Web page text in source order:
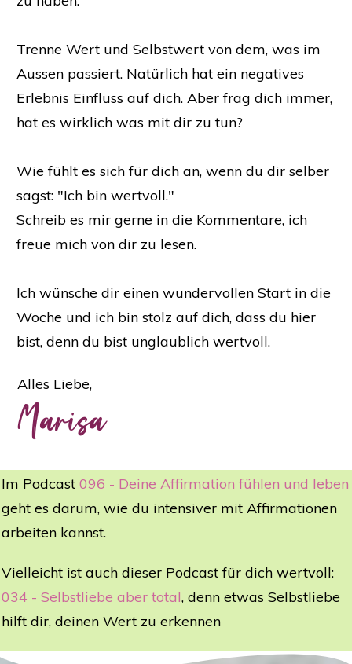
Trenne Wert und Selbstwert von dem, was im
Aussen passiert. Natürlich hat ein negatives
Erlebnis Einfluss auf dich. Aber frag dich immer,
hat es wirklich was mit dir zu tun?
Wie fühlt es sich für dich an, wenn du dir selber
sagst: "Ich bin wertvoll."
Schreib es mir gerne in die Kommentare, ich
freue mich von dir zu lesen.
Ich wünsche dir einen wundervollen Start in die
Woche und ich bin stolz auf dich, dass du hier
bist, denn du bist unglaublich wertvoll.
Alles Liebe,
Marisa
Im Podcast 096 - Deine Affirmation fühlen und leben
geht es darum, wie du intensiver mit Affirmationen
arbeiten kannst.
Vielleicht ist auch dieser Podcast für dich wertvoll:
034 - Selbstliebe aber total, denn etwas Selbstliebe
hilft dir, deinen Wert zu erkennen